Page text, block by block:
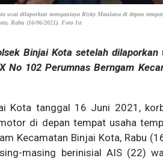
usai dilaporkan menganiaya Risky Maulana di depan
Rabu (16/06/2021). Foto Ist
Binjai Kota setelah dilaporkan
No 102 Perumnas Berngam
Kota tanggal 16 Juni 2021,
di depan tempat usaha
Kecamatan Binjai Kota, Rabu
masing berinisial AIS (22)